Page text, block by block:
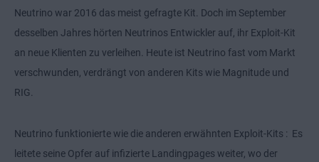
Neutrino war 2016 das meist gefragte Kit. Doch im September
desselben Jahres hörten Neutrinos Entwickler auf, ihr Exploit-Kit
an neue Klienten zu verleihen. Heute ist Neutrino fast vom Markt
verschwunden, verdrängt von anderen Kits wie Magnitude und
RIG.
Neutrino funktionierte wie die anderen erwähnten Exploit-Kits : Es
leitete seine Opfer auf infizierte Landingpages weiter, wo der